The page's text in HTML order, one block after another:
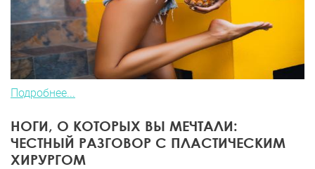
Подробнее...
НОГИ, О КОТОРЫХ ВЫ МЕЧТАЛИ:
ЧЕСТНЫЙ РАЗГОВОР С ПЛАСТИЧЕСКИМ
ХИРУРГОМ